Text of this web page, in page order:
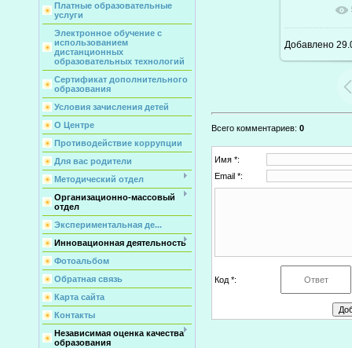
Платные образовательные
услуги
Электронное обучение с
использованием
дистанционных
образовательных технологий
Сертификат дополнительного
образования
Условия зачисления детей
О Центре
Противодействие коррупции
Для вас родители
Методический отдел
Организационно-массовый
отдел
Экспериментальная де...
Инновационная деятельность
Фотоальбом
Обратная связь
Карта сайта
Контакты
Независимая оценка качества
образования
В
Добавлено
Всего комментариев: 0
Имя *:
Email *:
Код *: